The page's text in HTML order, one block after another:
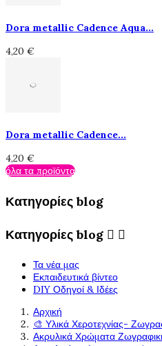
Dora metallic Cadence Aqua...
4,20 €
Dora metallic Cadence...
4,20 €
όλα τα προϊόντα
Κατηγορίες blog
Κατηγορίες blog  
Τα νέα μας
Εκπαιδευτικά βίντεο
DIY Οδηγοί & Ιδέες
Αρχική
🎨 Υλικά Χεροτεχνίας-
Ακρυλικά Χρώματα